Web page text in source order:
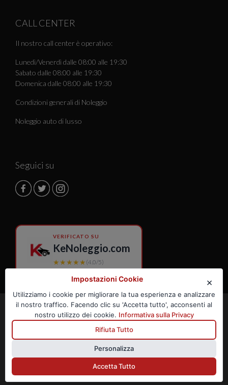
CALL CENTER
Il nostro call center è operativo:
Lunedì/Venerdì dalle 08:00 alle 19:30
Sabato dalle 08:00 alle 19:30
Domenica dalle 08:00 alle 19:30
Condizioni generali di Noleggio
Noleggio auto di lusso
Seguici su
VERIFICATO SU
KeNoleggio.com
★★★★★ (4.0/5)
FRANK ROMA S.R.L. by
Frank Autonoleggio® -
Direzione Generale: Via dei
Sardi 25 - 00185 Roma (RM) -
P.Iva 15653331007
Impostazioni Cookie ×
Utilizziamo i cookie per migliorare la tua esperienza e analizzare
il nostro traffico. Facendo clic su 'Accetta tutto', acconsenti al
nostro utilizzo dei cookie. Informativa sulla Privacy
Rifiuta Tutto
Personalizza
Accetta Tutto